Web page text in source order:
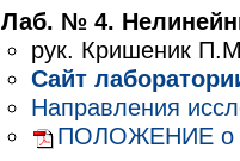
Лаб. № 4.
рук. Кришеник
Сайт
Направления
ПОЛОЖЕНИЕ о